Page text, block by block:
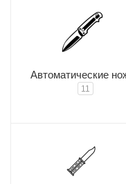
Автоматические
11